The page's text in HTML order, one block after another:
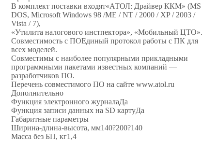
В комплект поставки входят«АТОЛ: Драйвер ККМ» (MS
DOS, Microsoft Windows 98 /ME / NT / 2000 / XP / 2003 /
Vista / 7),
«Утилита налогового инстпектора», «Мобильный ЦТО».
Совместимость с ПОЕдиный протокол работы с ПК для
всех моделей.
Совместимы с наиболее популярными прикладными
программными пакетами известных компаний —
разработчиков ПО.
Перечень совместимого ПО на сайте www.atol.ru
Дополнительно
Функция электронного журналаДа
Функция записи данных на SD картуДа
Габаритные параметры
Ширина-длина-высота, мм140?200?140
Масса без БП, кг1,4